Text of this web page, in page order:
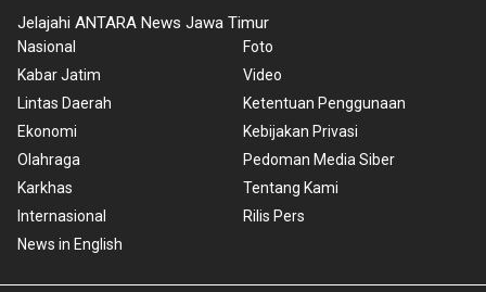
Jelajahi ANTARA News Jawa Timur
Nasional
Kabar Jatim
Lintas Daerah
Ekonomi
Olahraga
Karkhas
Internasional
News in English
Foto
Video
Ketentuan Penggunaan
Kebijakan Privasi
Pedoman Media Siber
Tentang Kami
Rilis Pers